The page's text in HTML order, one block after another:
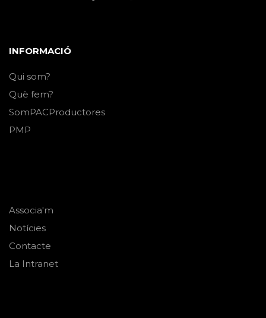
INFORMACIÓ
Qui som?
Què fem?
SomPACProductores
PMP
Associa'm
Notícies
Contacte
La Intranet